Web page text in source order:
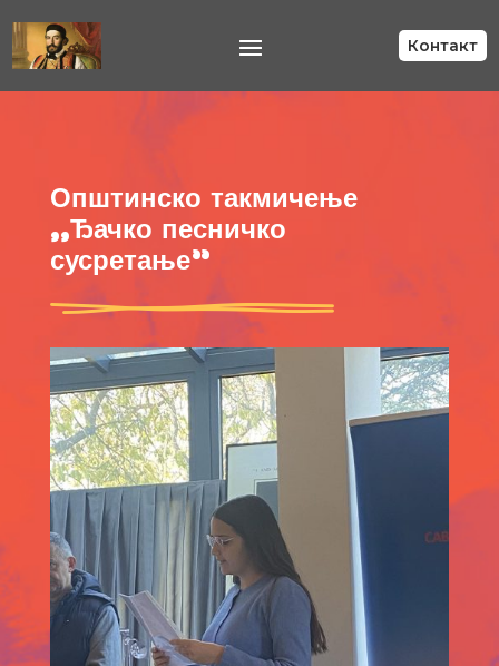
Контакт
Општинско такмичење
,,Ђачко песничко
сусретање”